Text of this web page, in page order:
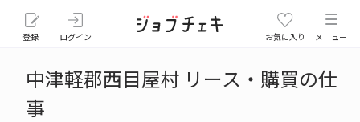
登録 ログイン お気に入り メニュー
中津軽郡西目屋村 リース・購買の仕
事